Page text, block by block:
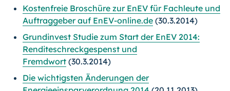
Kostenfreie Broschüre zur EnEV für Fachleute und
Auftraggeber auf EnEV-online.de (30.3.2014)
Grundinvest Studie zum Start der EnEV 2014:
Renditeschreckgespenst und
Fremdwort (30.3.2014)
Die wichtigsten Änderungen der